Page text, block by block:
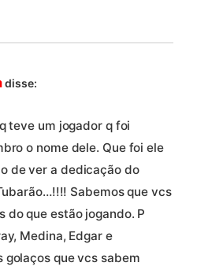
disse:
teve um jogador q foi
o nome dele. Que foi ele
de ver a dedicação do
Sabemos que vcs
do que estão jogando. P
Medina, Edgar e
golaços que vcs sabem